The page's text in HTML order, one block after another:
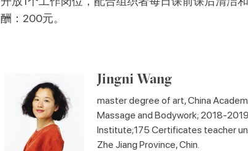
酬：200元。
Jingni Wang
master degree of art, China
Massage and Bodywork; 2018-
Institute;175 Certificates teacher
Zhe Jiang Province, Chin.